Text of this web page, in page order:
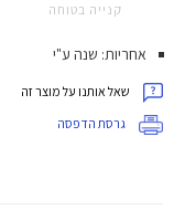
קנייה בטוחה
אחריות: שנה ע"י
שאל אותנו על מוצר זה
גרסת הדפסה